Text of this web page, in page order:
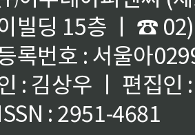
빌딩 15층 ㅣ ☎
록번호 : 서울아
: 김상우 ㅣ 편집인
: 2951-4681